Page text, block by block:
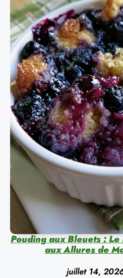
Pouding aux Bleuets :
aux Allures de
juillet 14,